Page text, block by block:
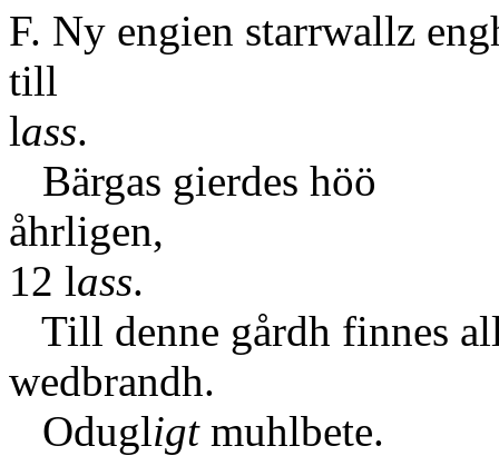
F. Ny engien starrwallz
lass.
Bärgas gierdes höö
12 lass.
Till denne gårdh finnes
wedbrandh.
Odugligtmuhlbete.